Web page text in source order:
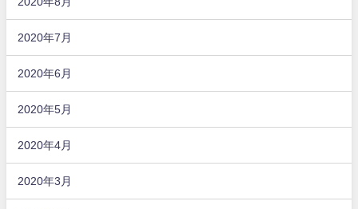
2020年7月
2020年6月
2020年5月
2020年4月
2020年3月